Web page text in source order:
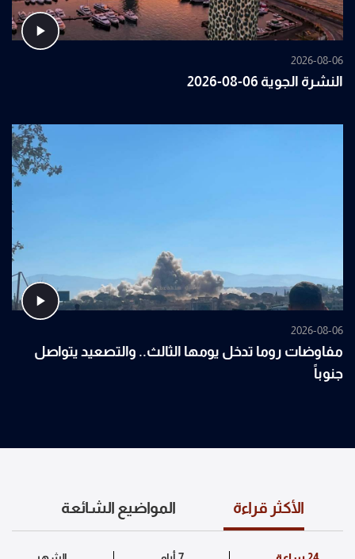
2026-08-06
النشرة الجوية 06-08-2026
2026-08-06
مفاوضات روما تدخل يومها الثالث.. والتصعيد يتواصل
جنوباً
الأكثر قراءة المواضيع الشائعة